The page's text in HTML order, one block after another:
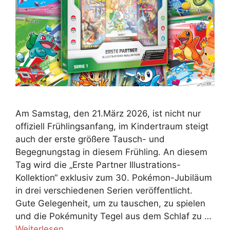
Am Samstag, den 21.März 2026, ist nicht nur
offiziell Frühlingsanfang, im Kindertraum steigt
auch der erste größere Tausch- und
Begegnungstag in diesem Frühling. An diesem
Tag wird die „Erste Partner Illustrations-
Kollektion“ exklusiv zum 30. Pokémon-Jubiläum
in drei verschiedenen Serien veröffentlicht.
Gute Gelegenheit, um zu tauschen, zu spielen
und die Pokémunity Tegel aus dem Schlaf zu …